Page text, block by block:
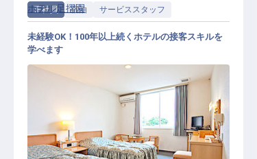
正社員 宿泊 サービススタッフ
ホテル足摺園
未経験OK！100年以上続くホテルの接客スキルを
学べます